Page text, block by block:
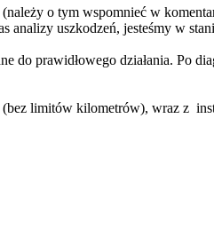
o tym wspomnieć w
uszkodzeń, jesteśmy w
do prawidłowego działania. Po
(bez limitów kilometrów), wraz z